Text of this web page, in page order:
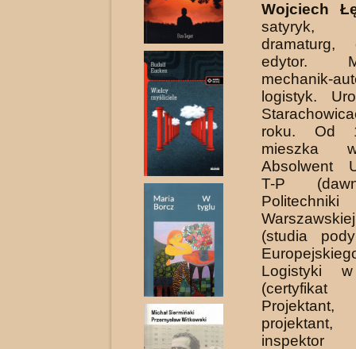
Wojciech
satyryk,
dramaturg,
edytor.
mechanik-
logistyk.
roku. Od
mieszka
Absolwent
T-P
Politechniki
(studia
Logistyki
(certyfikat
inspektor